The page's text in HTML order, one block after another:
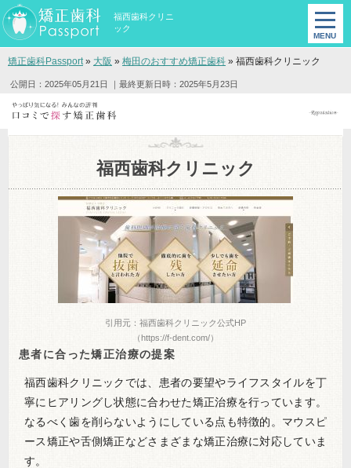
福西歯科クリニ
ック
矯正歯科Passport» 大阪 » 梅田のおすすめ矯正歯科 » 福西歯科クリニック
公開日：2025年05月21日 ｜最終更新日時：2025年5月23日
福西歯科クリニック
引用元：福西歯科クリニック公式HP
（https://f-dent.com/）
患者に合った矯正治療の提案
福西歯科クリニックでは、患者の要望やライフスタイルを丁
寧にヒアリングし状態に合わせた矯正治療を行っています。
なるべく歯を削らないようにしている点も特徴的。マウスピ
ース矯正や舌側矯正などさまざまな矯正治療に対応していま
す。